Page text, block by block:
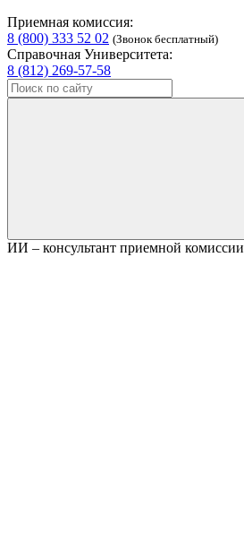
Приемная комиссия:
8 (800) 333 52 02 (Звонок бесплатный)
Справочная Университета:
8 (812) 269-57-58
ИИ – консультант приемной комиссии